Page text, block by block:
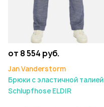
от 8 554 руб.
Jan Vanderstorm
Брюки с эластичной талией
Schlupfhose ELDIR